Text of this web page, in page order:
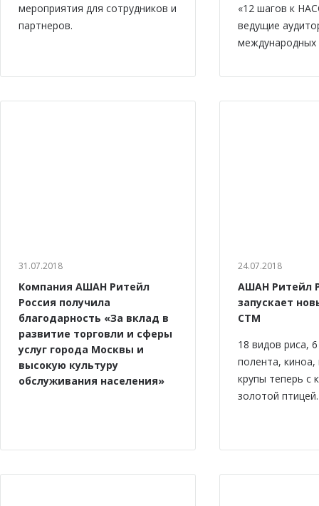
мероприятия для сотрудников и
партнеров.
«12 шагов к
ведущие
международных
31.07.2018
Компания АШАН Ритейл
Россия получила
благодарность «За вклад в
развитие торговли и сферы
услуг города Москвы и
высокую культуру
обслуживания населения»
24.07.2018
АШАН Ритейл
запускает
СТМ
18 видов риса,
полента, киноа,
крупы теперь с
золотой птицей.